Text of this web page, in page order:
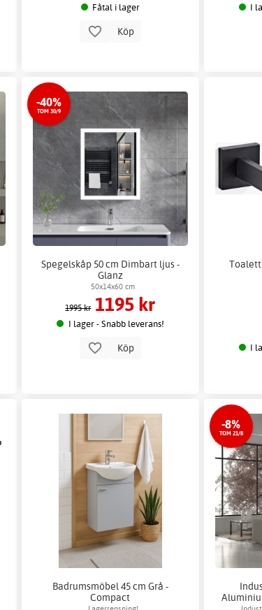
Fåtal i lager
Köp
I
-40%
TOM 30/9
Spegelskåp 50 cm Dimbart ljus -
Glanz
50x14x60 cm
1995 kr 1195 kr
I lager - Snabb leverans!
Köp
I
Badrumsmöbel 45 cm Grå -
Compact
-8%
TOM 21/8